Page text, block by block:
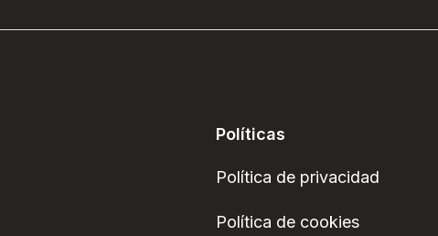
Políticas
Política de privacidad
Política de cookies